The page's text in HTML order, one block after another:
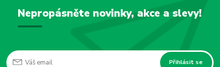
Nepropásněte novinky, akce a slevy!
Přihlásit se